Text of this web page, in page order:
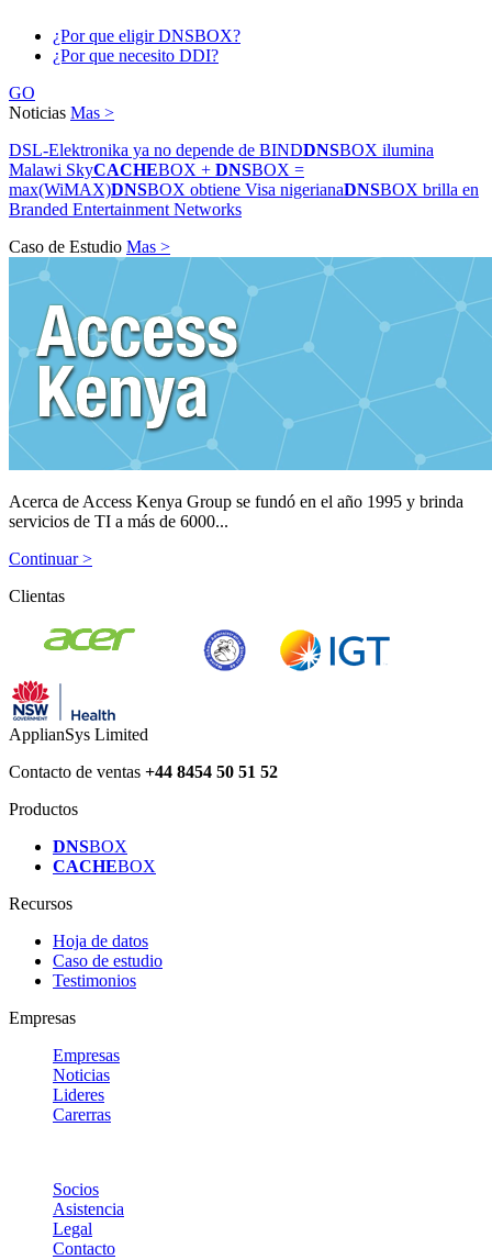
¿Por que eligir DNSBOX?
¿Por que necesito DDI?
GO
Noticias Mas >
DSL-Elektronika ya no depende de BINDDNSBOX ilumina
Malawi SkyCACHEBOX + DNSBOX =
max(WiMAX)DNSBOX obtiene Visa nigerianaDNSBOX brilla en
Branded Entertainment Networks
Caso de Estudio Mas >
Acerca de Access Kenya Group se fundó en el año 1995 y brinda
servicios de TI a más de 6000...
Continuar >
Clientas
ApplianSys Limited
Contacto de ventas +44 8454 50 51 52
Productos
DNSBOX
CACHEBOX
Recursos
Hoja de datos
Caso de estudio
Testimonios
Empresas
Empresas
Noticias
Lideres
Carerras
Socios
Asistencia
Legal
Contacto